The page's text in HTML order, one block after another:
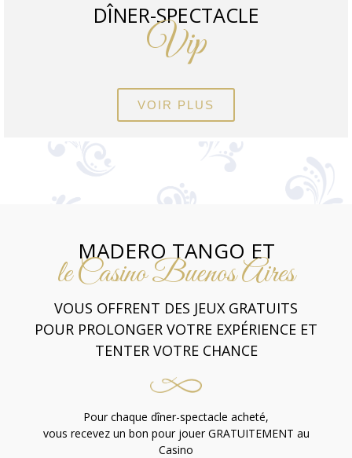
DÎNER-SPECTACLE
Vip
VOIR PLUS
MADERO TANGO ET
le Casino Buenos Aires
VOUS OFFRENT DES JEUX GRATUITS
POUR PROLONGER VOTRE EXPÉRIENCE ET
TENTER VOTRE CHANCE
Pour chaque dîner-spectacle acheté,
vous recevez un bon pour jouer GRATUITEMENT au
Casino